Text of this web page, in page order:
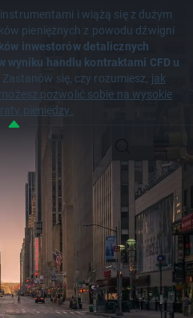
i wiążą się z dużym
pieniężnych z powodu dźwigni
inwestorów detalicznych
wyniku handlu kontraktami CFD u
Zastanów się, czy rozumiesz, jak
pozwolić sobie na wysokie
pieniędzy.